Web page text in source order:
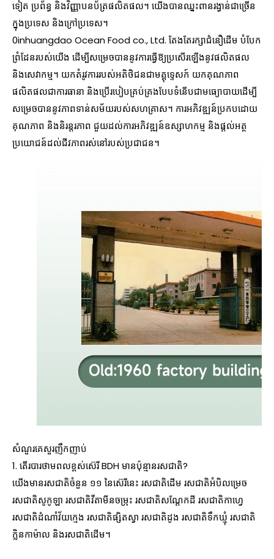
ទៀត ប្រព័ន្ធ និងវិញ្ញាបនប័ត្រផលិតផល។ យើង​បាន​ឈ្នះ​ពាន​រង្វាន់​ជា​ច្រើន​
ក្នុង​ប្រទេស និង​ក្រៅ​ប្រទេស។
0inhuangdao Ocean Food co., Ltd. តែងតែរក្សាជំនឿដើម បំបែក
ព្រំដែនរបស់យើង ដើម្បីសម្រេចបាននូវការធ្វើឱ្យប្រសើរឡើងនូវផលិតផល
និងសេវាកម្ម។ យកតំរូវការរបស់អតិថិជនជាមគ្គុទ្ទេសក៍ យកគុណភាព
ផលិតផលជាការធានា និងប្រើរបៀបគ្រប់គ្រងបែបទំនើបជាមធ្យោបាយដើម្បី
សម្រេចបាននូវភាពទាន់សម័យរបស់សហគ្រាស។ ការអភិវឌ្ឍន៍ប្រកបដោយ
គុណភាព និងនិរន្តរភាព ជួយដល់ការអភិវឌ្ឍន៍ឧស្សាហកម្ម និងផ្តល់អត្ថ
ប្រយោជន៍ដល់ជីវភាពរស់នៅរបស់ប្រជាជន។
សំណួរគេសួរញឹកញាប់
1. តើរបារថាមពលខ្ពស់ស៊េរី BDH មានប៉ុន្មានរសជាតិ?
យើងមានរសជាតិចំនួន ១១ នៃស៊េរីនេះ រសជាតិដើម រសជាតិអំបិលម្រេច
រសជាតិសូកូឡា រសជាតិវីតាមីនចម្រុះ រសជាតិសណ្តែកដី រសជាតិកាហ្វេ
រសជាតិដំណាំវ័យក្មេង រសជាតិផ្សិតស្វា រសជាតិដូង រសជាតិទឹកឃ្មុំ រសជាតិ
ក្លិនកាម៉ាល និងរសជាតិដើម។